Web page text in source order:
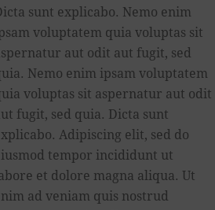
sunt explicabo. Nemo enim
voluptatem quia voluptas sit
aut odit aut fugit, sed
Nemo enim ipsam voluptatem
voluptas sit aspernatur aut odit
fugit, sed quia. Dicta sunt
Adipiscing elit, sed do
tempor incididunt ut
et dolore magna aliqua. Ut
ad veniam quis nostrud